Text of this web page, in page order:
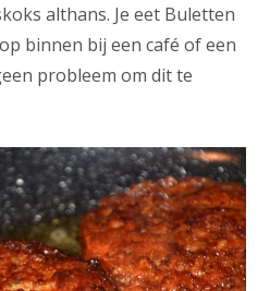
althans. Je eet Buletten
binnen bij een café of een
probleem om dit te